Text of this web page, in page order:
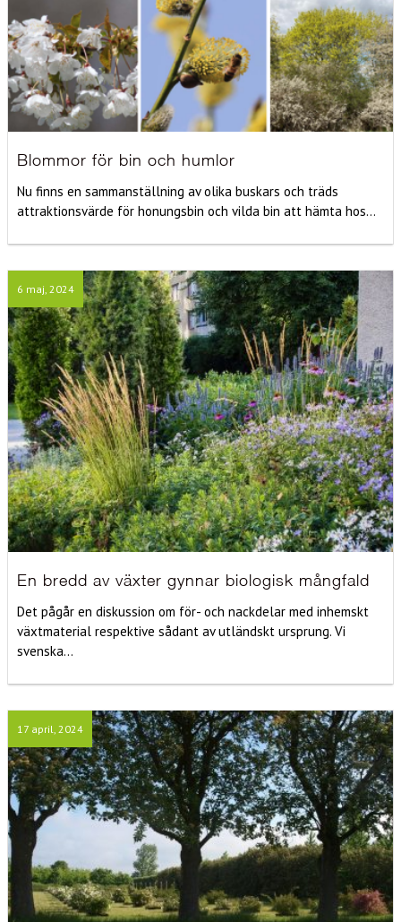
Blommor för bin och humlor
Nu finns en sammanställning av olika buskars och träds
attraktionsvärde för honungsbin och vilda bin att hämta hos...
6 maj, 2024
En bredd av växter gynnar biologisk mångfald
Det pågår en diskussion om för- och nackdelar med inhemskt
växtmaterial respektive sådant av utländskt ursprung. Vi
svenska...
17 april, 2024